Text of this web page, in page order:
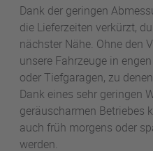
Dank der geringen
die Lieferzeiten verkürzt,
nächster Nähe. Ohne den
unsere Fahrzeuge in
oder Tiefgaragen, zu
Dank eines sehr geringen
geräuscharmen Betriebes
auch früh morgens oder
werden.